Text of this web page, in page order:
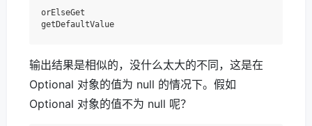
orElseGet
输出结果是相似的，没什么太大的不同，这是在
Optional 对象的值为 null 的情况下。假如
Optional 对象的值不为 null 呢？